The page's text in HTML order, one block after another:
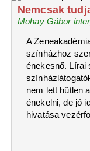
Nemcsak
Mohay Gábor
A
színházhoz
énekesnő. Lírai
nem lett hűtlen
énekelni, de jó
hivatása